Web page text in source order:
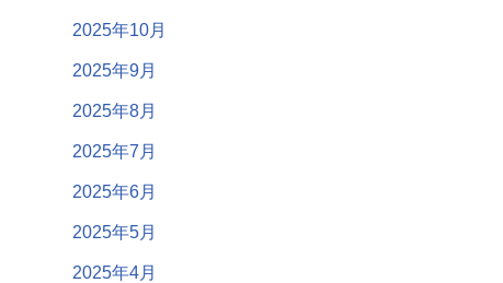
2025年10月
2025年9月
2025年8月
2025年7月
2025年6月
2025年5月
2025年4月